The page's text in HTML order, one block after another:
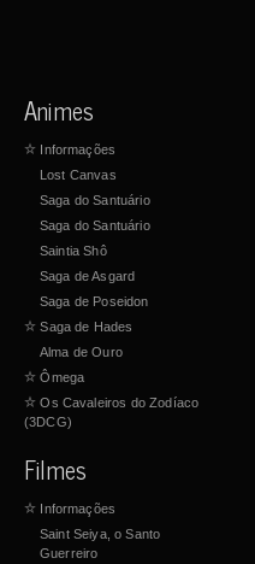
Animes
☆ Informações
Lost Canvas
Saga do Santuário
Saga do Santuário
Saintia Shô
Saga de Asgard
Saga de Poseidon
☆ Saga de Hades
Alma de Ouro
☆ Ômega
☆ Os Cavaleiros do Zodíaco
(3DCG)
Filmes
☆ Informações
Saint Seiya, o Santo
Guerreiro